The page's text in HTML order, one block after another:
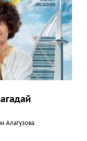
Алагузова